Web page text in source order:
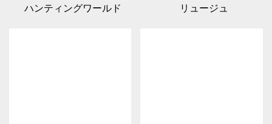
ハンティングワールド リュージュ